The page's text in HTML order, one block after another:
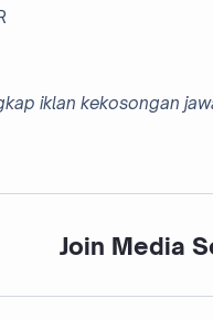
iklan kekosongan
Join Media